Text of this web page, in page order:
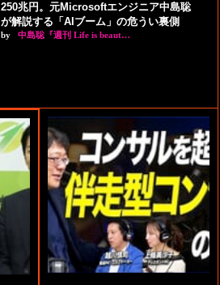
250兆円。元Microsoftエンジニア中島聡
が解説する「AIブーム」の危うい裏側
by 中島聡『週刊 Life is beaut…